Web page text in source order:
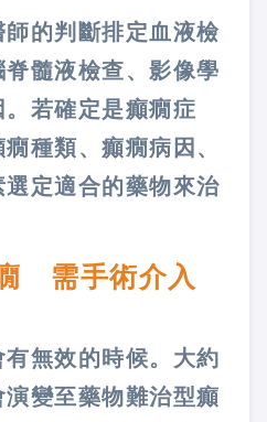
的判斷排定血液檢
髓液檢查、影像學
若確定是癲癇症
種類、癲癇病因、
定適合的藥物來治
需手術介入
無效的時候。大約
變至藥物難治型癲